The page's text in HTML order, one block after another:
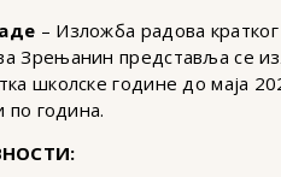
– Изложба радова
Зрењанин представља се
школске године до маја
по година.